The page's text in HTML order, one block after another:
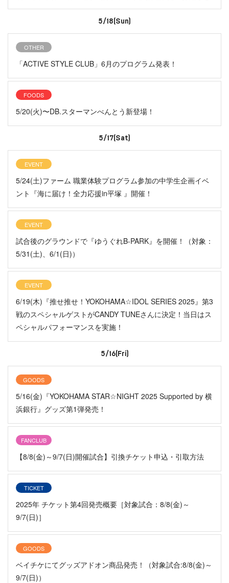
5/18(Sun)
OTHER
「ACTIVE STYLE CLUB」6月のプログラム発表！
FOODS
5/20(火)〜DB.スターマンべんとう新登場！
5/17(Sat)
EVENT
5/24(土)ファーム 職業体験プログラム参加の中学生企画イベ
ント『海に届け！全力応援in平塚 』開催！
EVENT
試合後のグラウンドで『ゆうぐれB-PARK』を開催！（対象：
5/31(土)、6/1(日)）
EVENT
6/19(木)『推せ推せ！YOKOHAMA☆IDOL SERIES 2025』第3
戦のスペシャルゲストがCANDY TUNEさんに決定！当日はス
ペシャルパフォーマンスを実施！
5/16(Fri)
GOODS
5/16(金)『YOKOHAMA STAR☆NIGHT 2025 Supported by 横
浜銀行』グッズ第1弾発売！
FANCLUB
【8/8(金)～9/7(日)開催試合】引換チケット申込・引取方法
TICKET
2025年 チケット第4回発売概要［対象試合：8/8(金)～
9/7(日)］
GOODS
ベイチケにてグッズアドオン商品発売！（対象試合:8/8(金)～
9/7(日)）